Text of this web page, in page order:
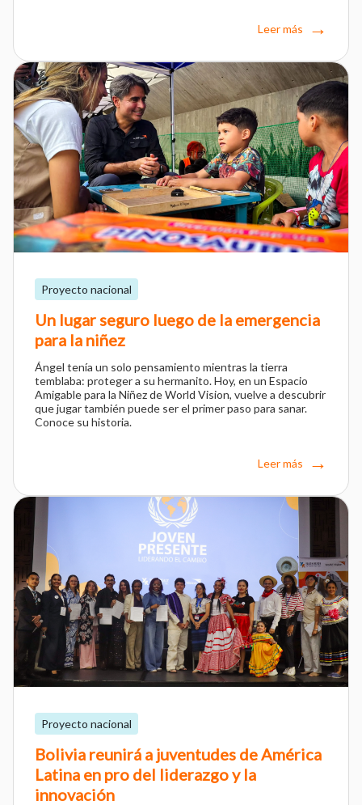
Leer más
Proyecto nacional
Un lugar seguro luego de la emergencia
para la niñez
Ángel tenía un solo pensamiento mientras la tierra
temblaba: proteger a su hermanito. Hoy, en un Espacio
Amigable para la Niñez de World Vision, vuelve a descubrir
que jugar también puede ser el primer paso para sanar.
Conoce su historia.
Leer más
Proyecto nacional
Bolivia reunirá a juventudes de América
Latina en pro del liderazgo y la
innovación